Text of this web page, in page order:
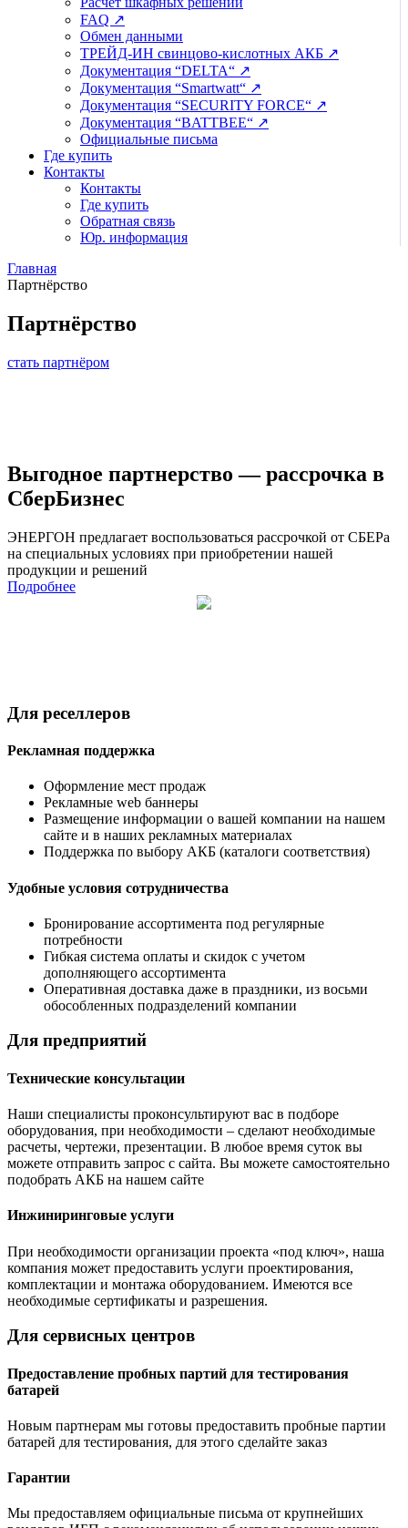
FAQ ↗
Обмен данными
ТРЕЙД-ИН свинцово-кислотных АКБ ↗
Документация “DELTA“ ↗
Документация “Smartwatt“ ↗
Документация “SECURITY FORCE“ ↗
Документация “BATTBEE“ ↗
Официальные письма
Где купить
Контакты
Контакты
Где купить
Обратная связь
Юр. информация
Главная
Партнёрство
Партнёрство
стать партнёром
Выгодное партнерство — рассрочка в
СберБизнес
ЭНЕРГОН предлагает воспользоваться рассрочкой от СБЕРа
на специальных условиях при приобретении нашей
продукции и решений
Подробнее
Реклама. ПАО "Сбербанк", www.sberbank.ru, ИНН: 7707083893, erid: 2Ranym4RFvQ
Для реселлеров
Рекламная поддержка
Оформление мест продаж
Рекламные web баннеры
Размещение информации о вашей компании на нашем
сайте и в наших рекламных материалах
Поддержка по выбору АКБ (каталоги соответствия)
Удобные условия сотрудничества
Бронирование ассортимента под регулярные
потребности
Гибкая система оплаты и скидок с учетом
дополняющего ассортимента
Оперативная доставка даже в праздники, из восьми
обособленных подразделений компании
Для предприятий
Технические консультации
Наши специалисты проконсультируют вас в подборе
оборудования, при необходимости – сделают необходимые
расчеты, чертежи, презентации. В любое время суток вы
можете отправить запрос с сайта. Вы можете самостоятельно
подобрать АКБ на нашем сайте
Инжиниринговые услуги
При необходимости организации проекта «под ключ», наша
компания может предоставить услуги проектирования,
комплектации и монтажа оборудованием. Имеются все
необходимые сертификаты и разрешения.
Для сервисных центров
Предоставление пробных партий для тестирования
батарей
Новым партнерам мы готовы предоставить пробные партии
батарей для тестирования, для этого сделайте заказ
Гарантии
Мы предоставляем официальные письма от крупнейших